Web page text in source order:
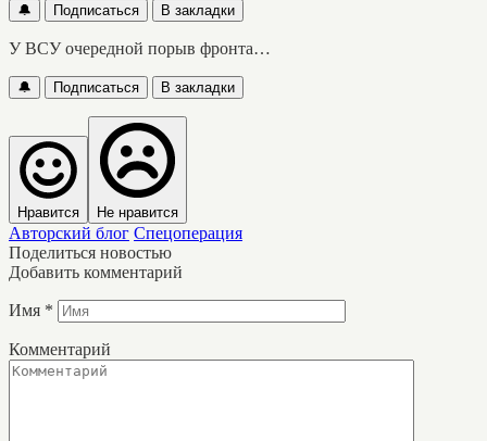
🔔 Подписаться В закладки
У ВСУ очередной порыв фронта…
🔔 Подписаться В закладки
Нравится Не нравится
Авторский блог Спецоперация
Поделиться новостью
Добавить комментарий
Имя *
Комментарий